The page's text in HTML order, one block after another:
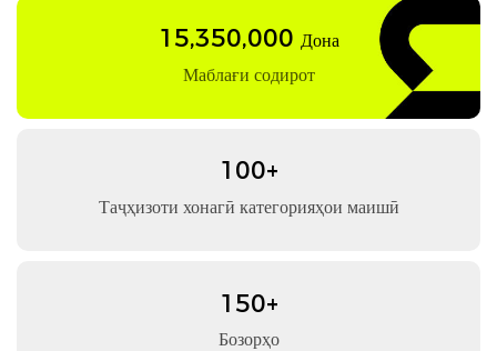
15,350,000 Дона
Маблағи содирот
100+
Таҷҳизоти хонагӣ категорияҳои маишӣ
150+
Бозорҳо